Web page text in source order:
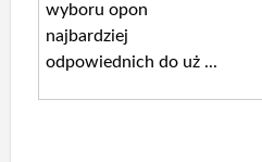
wyboru opon
najbardziej
odpowiednich do uż ...